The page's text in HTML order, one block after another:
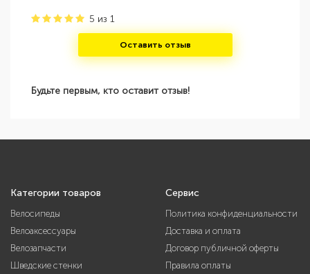
5 из 1
Оставить отзыв
Будьте первым, кто оставит отзыв!
Категории товаров
Велосипеды
Велоаксессуары
Велозапчасти
Шведские стенки
Сервис
Политика конфиденциальности
Доставка и оплата
Договор публичной оферты
Правила оплаты